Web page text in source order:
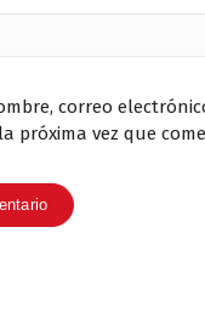
correo
próxima vez que